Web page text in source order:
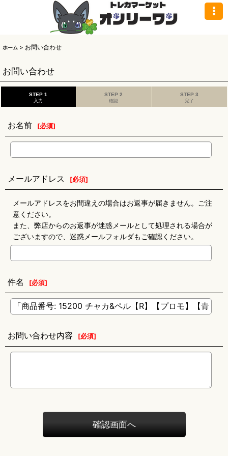
ホーム > お問い合わせ
お問い合わせ
STEP 1
入力
STEP 2
確認
STEP 3
完了
お名前 [必須]
メールアドレス [必須]
メールアドレスをお間違えの場合はお返事が届きません。ご注
意ください。
また、弊店からのお返事が迷惑メールとして処理される場合が
ございますので、迷惑メールフォルダもご確認ください。
件名 [必須]
お問い合わせ内容 [必須]
確認画面へ